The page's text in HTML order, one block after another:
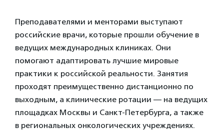
Преподавателями и менторами выступают
российские врачи, которые прошли обучение в
ведущих международных клиниках. Они
помогают адаптировать лучшие мировые
практики к российской реальности. Занятия
проходят преимущественно дистанционно по
выходным, а клинические ротации — на ведущих
площадках Москвы и Санкт-Петербурга, а также
в региональных онкологических учреждениях.